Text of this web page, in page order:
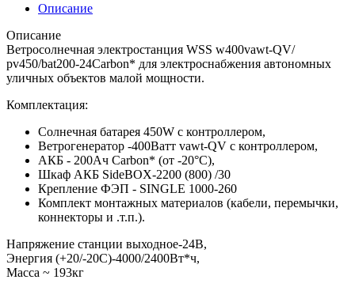
Описание
Описание
Ветросолнечная электростанция WSS w400vawt-QV/
pv450/bat200-24Carbon* для электроснабжения автономных
уличных объектов малой мощности.
Комплектация:
Солнечная батарея 450W с контроллером,
Ветрогенератор -400Ватт vawt-QV с контроллером,
АКБ - 200Ач Carbon* (от -20°С),
Шкаф АКБ SideBOX-2200 (800) /30
Крепление ФЭП - SINGLE 1000-260
Комплект монтажных материалов (кабели, перемычки,
коннекторы и .т.п.).
Напряжение станции выходное-24В,
Энергия (+20/-20С)-4000/2400Вт*ч,
Масcа ~ 193кг